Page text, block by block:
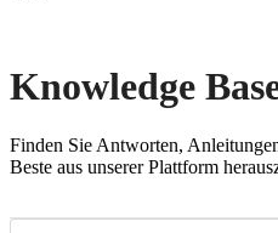
Knowledge
Finden Sie Antworten,
Beste aus unserer Plattform